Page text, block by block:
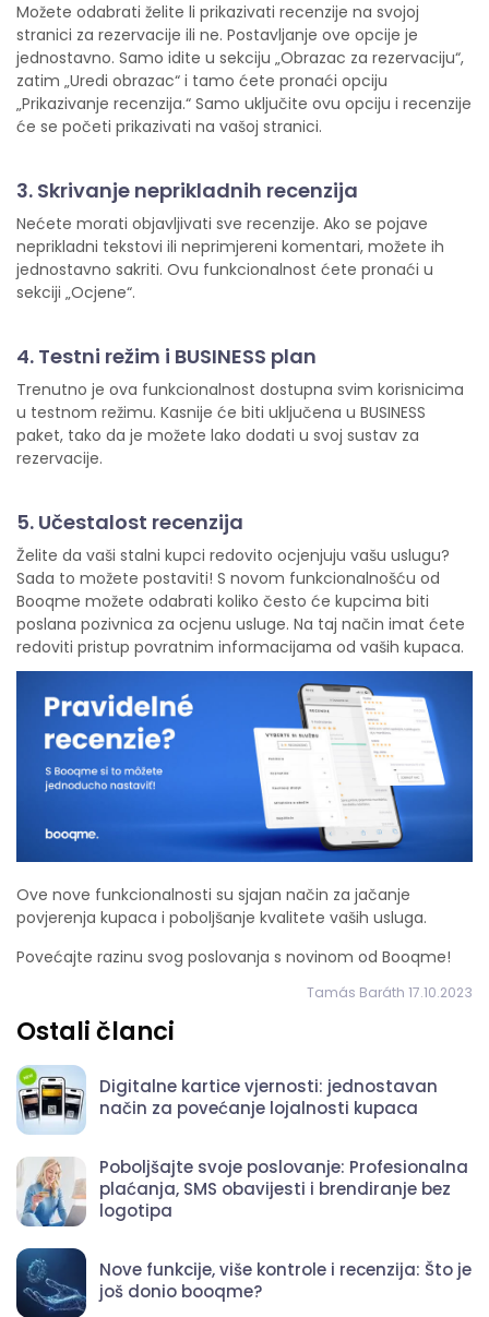
Možete odabrati želite li prikazivati recenzije na svojoj
stranici za rezervacije ili ne. Postavljanje ove opcije je
jednostavno. Samo idite u sekciju „Obrazac za rezervaciju“,
zatim „Uredi obrazac“ i tamo ćete pronaći opciju
„Prikazivanje recenzija.“ Samo uključite ovu opciju i recenzije
će se početi prikazivati na vašoj stranici.
3. Skrivanje neprikladnih recenzija
Nećete morati objavljivati sve recenzije. Ako se pojave
neprikladni tekstovi ili neprimjereni komentari, možete ih
jednostavno sakriti. Ovu funkcionalnost ćete pronaći u
sekciji „Ocjene“.
4. Testni režim i BUSINESS plan
Trenutno je ova funkcionalnost dostupna svim korisnicima
u testnom režimu. Kasnije će biti uključena u BUSINESS
paket, tako da je možete lako dodati u svoj sustav za
rezervacije.
5. Učestalost recenzija
Želite da vaši stalni kupci redovito ocjenjuju vašu uslugu?
Sada to možete postaviti! S novom funkcionalnošću od
Booqme možete odabrati koliko često će kupcima biti
poslana pozivnica za ocjenu usluge. Na taj način imat ćete
redoviti pristup povratnim informacijama od vaših kupaca.
Ove nove funkcionalnosti su sjajan način za jačanje
povjerenja kupaca i poboljšanje kvalitete vaših usluga.
Povećajte razinu svog poslovanja s novinom od Booqme!
Tamás Baráth 17.10.2023
Ostali članci
Digitalne kartice vjernosti: jednostavan
način za povećanje lojalnosti kupaca
Poboljšajte svoje poslovanje: Profesionalna
plaćanja, SMS obavijesti i brendiranje bez
logotipa
Nove funkcije, više kontrole i recenzija: Što je
još donio booqme?